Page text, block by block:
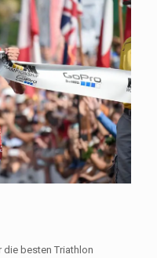
die besten Triathlon